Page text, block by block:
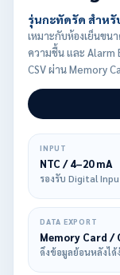
รุ่นกะทัดรัด สำห
เหมาะกับห้องเย็นข
ความชื้น และ Alarm
CSV ผ่าน Memory
INPUT
NTC / 4–20 mA
รองรับ Digital
DATA EXPORT
Memory Card /
ดึงข้อมูลย้อนหลังได้